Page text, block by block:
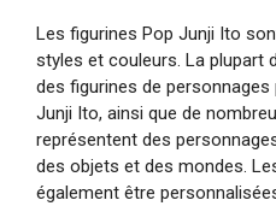
Les figurines Pop Junji Ito
styles et couleurs. La plupart
des figurines de
Junji Ito, ainsi que de
représentent des
des objets et des mondes.
également être